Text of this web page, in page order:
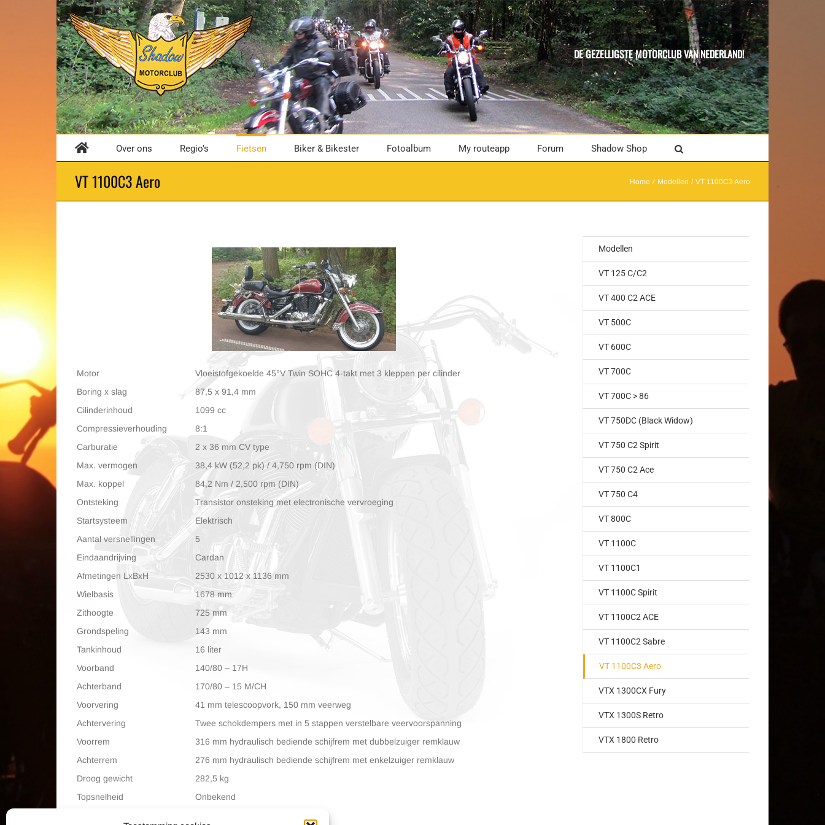
DE GEZELLIGSTE MOTORCLUB VAN NEDERLAND!
Over ons Regio’s Fietsen Biker & Bikester Fotoalbum My routeapp Forum Shadow Shop
VT 1100C3 Aero Home Modellen VT 1100C3 Aero
Motor
Vloeistofgekoelde 45°V Twin SOHC 4-takt met 3 kleppen per cilinder
Boring x slag
87,5 x 91,4 mm
Cilinderinhoud
1099 cc
Compressieverhouding
8:1
Carburatie
2 x 36 mm CV type
Max. vermogen
38,4 kW (52,2 pk) / 4,750 rpm (DIN)
Max. koppel
84,2 Nm / 2,500 rpm (DIN)
Ontsteking
Transistor onsteking met electronische vervroeging
Startsysteem
Elektrisch
Aantal versnellingen
5
Eindaandrijving
Cardan
Afmetingen LxBxH
2530 x 1012 x 1136 mm
Wielbasis
1678 mm
Zithoogte
725 mm
Grondspeling
143 mm
Tankinhoud
16 liter
Voorband
140/80 – 17H
Achterband
170/80 – 15 M/CH
Voorvering
41 mm telescoopvork, 150 mm veerweg
Achtervering
Twee schokdempers met in 5 stappen verstelbare veervoorspanning
Voorrem
316 mm hydraulisch bediende schijfrem met dubbelzuiger remklauw
Achterrem
276 mm hydraulisch bediende schijfrem met enkelzuiger remklauw
Droog gewicht
282,5 kg
Topsnelheid
Onbekend
Modellen
VT 125 C/C2
VT 400 C2 ACE
VT 500C
VT 600C
VT 700C
VT 700C > 86
VT 750DC (Black Widow)
VT 750 C2 Spirit
VT 750 C2 Ace
VT 750 C4
VT 800C
VT 1100C
VT 1100C1
VT 1100C Spirit
VT 1100C2 ACE
VT 1100C2 Sabre
VT 1100C3 Aero
VTX 1300CX Fury
VTX 1300S Retro
VTX 1800 Retro